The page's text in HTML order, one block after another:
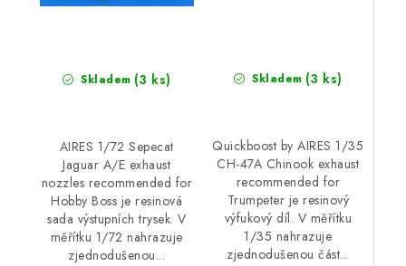
Skladem (3 ks)
AIRES 1/72 Sepecat
Jaguar A/E exhaust
nozzles recommended for
Hobby Boss je resinová
sada výstupních trysek. V
měřítku 1/72 nahrazuje
zjednodušenou...
Skladem (3 ks)
Quickboost by AIRES 1/35
CH-47A Chinook exhaust
recommended for
Trumpeter je resinový
výfukový díl. V měřítku
1/35 nahrazuje
zjednodušenou část...